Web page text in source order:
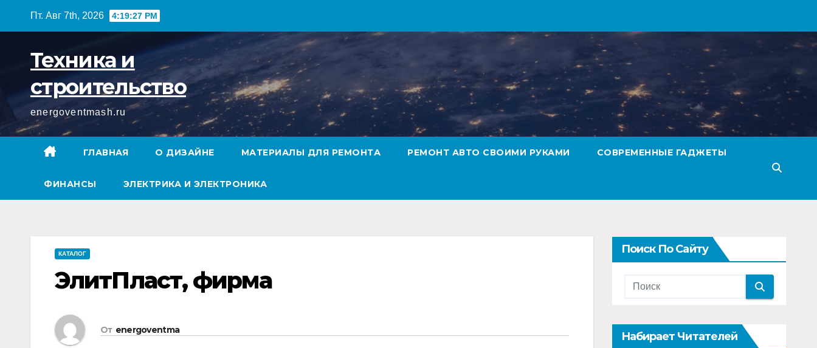
Пт. Авг 7th, 2026 4:19:28 PM
Техника и
строительство
energoventmash.ru
ГЛАВНАЯ О ДИЗАЙНЕ МАТЕРИАЛЫ ДЛЯ РЕМОНТА РЕМОНТ АВТО СВОИМИ РУКАМИ СОВРЕМЕННЫЕ ГАДЖЕТЫ
ФИНАНСЫ ЭЛЕКТРИКА И ЭЛЕКТРОНИКА
КАТАЛОГ
ЭлитПласт, фирма
От energoventma
Поиск По Сайту
Набирает Читателей